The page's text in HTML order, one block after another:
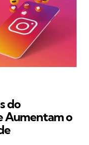
do
Aumentam o